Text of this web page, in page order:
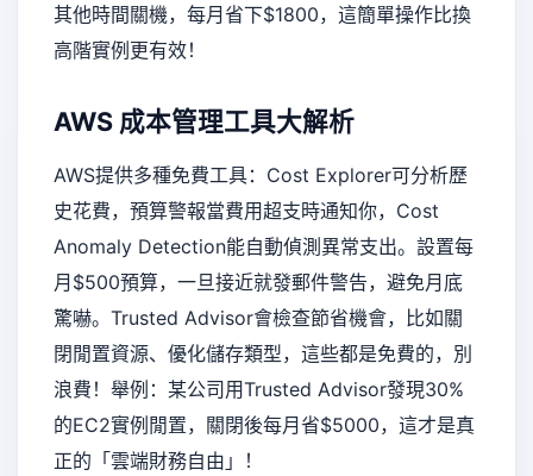
其他時間關機，每月省下$1800，這簡單操作比換
高階實例更有效！
AWS 成本管理工具大解析
AWS提供多種免費工具：Cost Explorer可分析歷
史花費，預算警報當費用超支時通知你，Cost
Anomaly Detection能自動偵測異常支出。設置每
月$500預算，一旦接近就發郵件警告，避免月底
驚嚇。Trusted Advisor會檢查節省機會，比如關
閉閒置資源、優化儲存類型，這些都是免費的，別
浪費！舉例：某公司用Trusted Advisor發現30%
的EC2實例閒置，關閉後每月省$5000，這才是真
正的「雲端財務自由」！